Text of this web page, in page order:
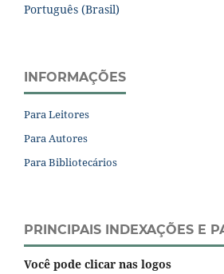
Português (Brasil)
INFORMAÇÕES
Para Leitores
Para Autores
Para Bibliotecários
PRINCIPAIS INDEXAÇÕES E
Você pode clicar nas logos